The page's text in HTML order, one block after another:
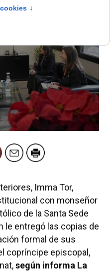
Imma Tor,
con monseñor
de la Santa Sede
le entregó las copias de
formal de sus
copríncipe episcopal,
según informa La